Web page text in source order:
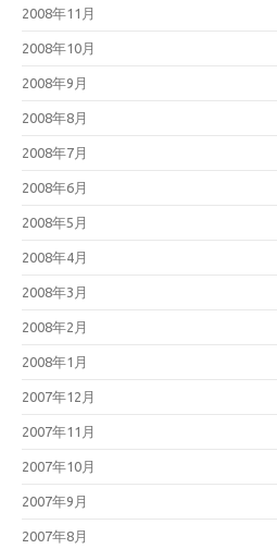
2008年11月
2008年10月
2008年9月
2008年8月
2008年7月
2008年6月
2008年5月
2008年4月
2008年3月
2008年2月
2008年1月
2007年12月
2007年11月
2007年10月
2007年9月
2007年8月